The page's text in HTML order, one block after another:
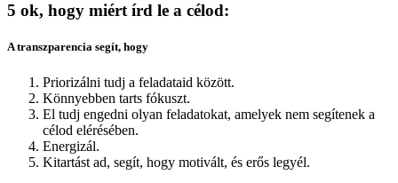
5 ok, hogy miért írd le a célod:
A transzparencia segít, hogy
Priorizálni tudj a feladataid között.
Könnyebben tarts fókuszt.
El tudj engedni olyan feladatokat, amelyek nem segítenek a
célod elérésében.
Energizál.
Kitartást ad, segít, hogy motivált, és erős legyél.